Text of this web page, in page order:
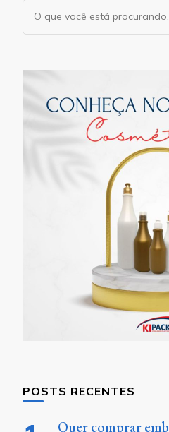
Procurando
algo?
POSTS RECENTES
Quer comprar